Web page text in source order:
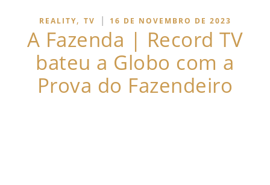
REALITY, TV | 16 DE NOVEMBRO DE 2023
A Fazenda | Record TV
bateu a Globo com a
Prova do Fazendeiro